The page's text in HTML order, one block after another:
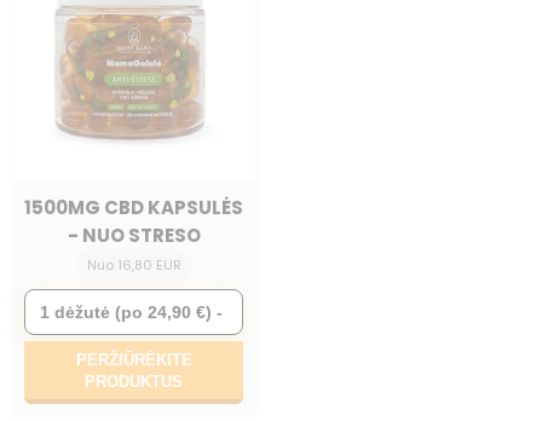
1500MG CBD KAPSULĖS
- NUO STRESO
Nuo 16,80 EUR
PERŽIŪRĖKITE
PRODUKTUS